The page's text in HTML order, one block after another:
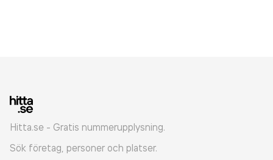
Hitta.se - Gratis nummerupplysning.
Sök företag, personer och platser.